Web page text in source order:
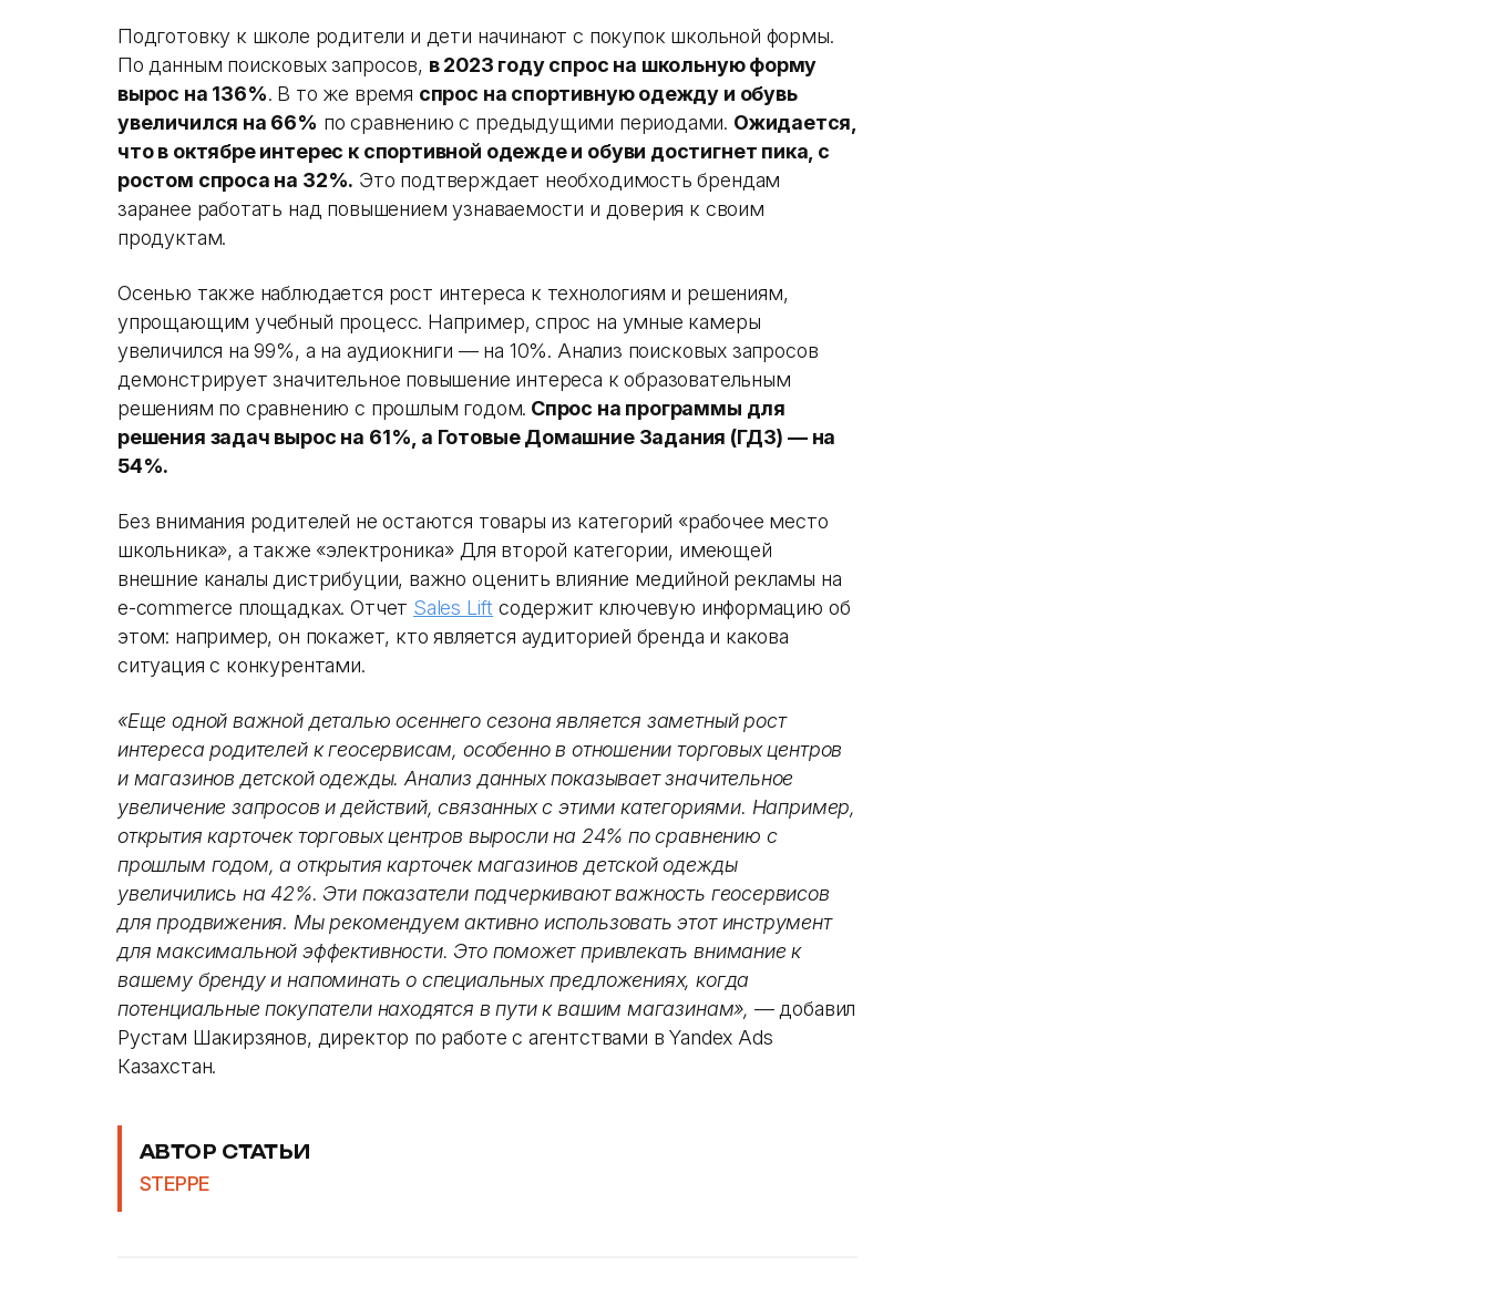
Подготовку к школе родители и дети начинают с покупок школьной формы.
По данным поисковых запросов, в 2023 году спрос на школьную форму
вырос на 136%. В то же время спрос на спортивную одежду и обувь
увеличился на 66% по сравнению с предыдущими периодами. Ожидается,
что в октябре интерес к спортивной одежде и обуви достигнет пика, с
ростом спроса на 32%. Это подтверждает необходимость брендам
заранее работать над повышением узнаваемости и доверия к своим
продуктам.
Осенью также наблюдается рост интереса к технологиям и решениям,
упрощающим учебный процесс. Например, спрос на умные камеры
увеличился на 99%, а на аудиокниги — на 10%. Анализ поисковых запросов
демонстрирует значительное повышение интереса к образовательным
решениям по сравнению с прошлым годом. Спрос на программы для
решения задач вырос на 61%, а Готовые Домашние Задания (ГДЗ) — на
54%.
Без внимания родителей не остаются товары из категорий «рабочее место
школьника», а также «электроника» Для второй категории, имеющей
внешние каналы дистрибуции, важно оценить влияние медийной рекламы на
e-commerce площадках. Отчет Sales Lift содержит ключевую информацию об
этом: например, он покажет, кто является аудиторией бренда и какова
ситуация с конкурентами.
«Еще одной важной деталью осеннего сезона является заметный рост
интереса родителей к геосервисам, особенно в отношении торговых центров
и магазинов детской одежды. Анализ данных показывает значительное
увеличение запросов и действий, связанных с этими категориями. Например,
открытия карточек торговых центров выросли на 24% по сравнению с
прошлым годом, а открытия карточек магазинов детской одежды
увеличились на 42%. Эти показатели подчеркивают важность геосервисов
для продвижения. Мы рекомендуем активно использовать этот инструмент
для максимальной эффективности. Это поможет привлекать внимание к
вашему бренду и напоминать о специальных предложениях, когда
потенциальные покупатели находятся в пути к вашим магазинам», — добавил
Рустам Шакирзянов, директор по работе с агентствами в Yandex Ads
Казахстан.
АВТОР СТАТЬИ
STEPPE